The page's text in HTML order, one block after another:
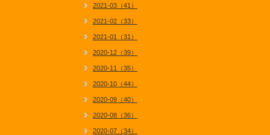
2021-03（41）
2021-02（33）
2021-01（31）
2020-12（39）
2020-11（35）
2020-10（44）
2020-09（40）
2020-08（36）
2020-07（34）